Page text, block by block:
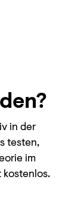
in der
testen,
im